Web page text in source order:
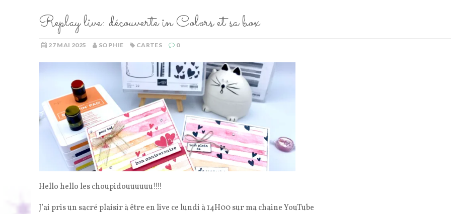
Replay live: découverte in Colors et sa box
27 MAI 2025 SOPHIE CARTES 0
Hello hello les choupidouuuuuu!!!!
J’ai pris un sacré plaisir à être en live ce lundi à 14H00 sur ma chaine YouTube